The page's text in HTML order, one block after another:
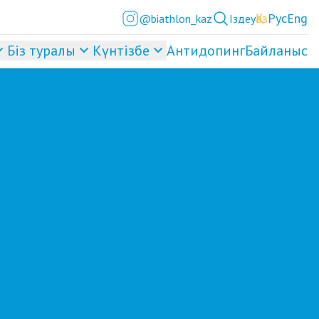
@biathlon_kaz ІздеуҚазРусEng
Біз туралы Күнтізбе АнтидопингБайланыс